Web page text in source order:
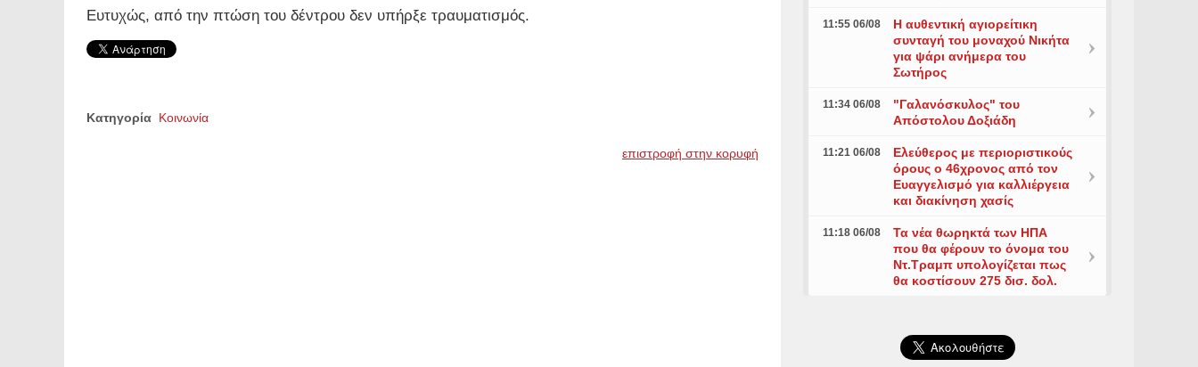
Ευτυχώς, από την πτώση του δέντρου δεν υπήρξε τραυματισμός.
Κατηγορία Κοινωνία
επιστροφή στην κορυφή
11:55 06/08
Η αυθεντική αγιορείτικη
συνταγή του μοναχού Νικήτα
για ψάρι ανήμερα του
Σωτήρος
11:34 06/08
"Γαλανόσκυλος" του
Απόστολου Δοξιάδη
11:21 06/08
Ελεύθερος με περιοριστικούς
όρους ο 46χρονος από τον
Ευαγγελισμό για καλλιέργεια
και διακίνηση χασίς
11:18 06/08
Τα νέα θωρηκτά των ΗΠΑ
που θα φέρουν το όνομα του
Ντ.Τραμπ υπολογίζεται πως
θα κοστίσουν 275 δισ. δολ.